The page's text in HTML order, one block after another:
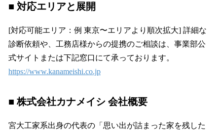
■ 対応エリアと展開
[対応可能エリア：例 東京〜エリアより順次拡大] 詳細な
診断依頼や、工務店様からの提携のご相談は、事業部公
式サイトまたは下記窓口にて承っております。
https://www.kanameishi.co.jp
■ 株式会社カナメイシ 会社概要
宮大工家系出身の代表の「思い出が詰まった家を残した